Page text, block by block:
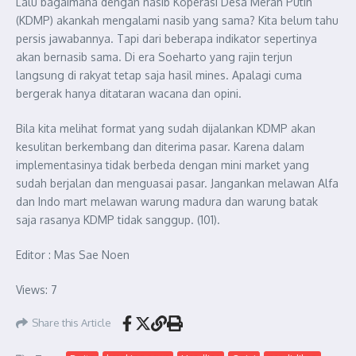
(KDMP) akankah mengalami nasib yang sama? Kita belum tahu
persis jawabannya. Tapi dari beberapa indikator sepertinya
akan bernasib sama. Di era Soeharto yang rajin terjun
langsung di rakyat tetap saja hasil mines. Apalagi cuma
bergerak hanya ditataran wacana dan opini.
Bila kita melihat format yang sudah dijalankan KDMP akan
kesulitan berkembang dan diterima pasar. Karena dalam
implementasinya tidak berbeda dengan mini market yang
sudah berjalan dan menguasai pasar. Jangankan melawan Alfa
dan Indo mart melawan warung madura dan warung batak
saja rasanya KDMP tidak sanggup. (101).
Editor : Mas Sae Noen
Views: 7
Share this Article